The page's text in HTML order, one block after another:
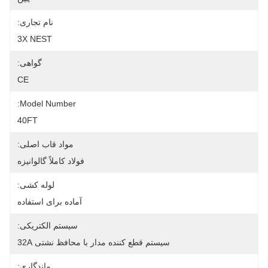
نام تجاری:
3X NEST
گواهی:
CE
Model Number:
40FT
مواد قاب اصلی:
فولاد کاملاً گالوانیزه
لوله کشی:
آماده برای استفاده
سیستم الکتریکی:
سیستم قطع کننده مدار با محافظ نشتی 32A